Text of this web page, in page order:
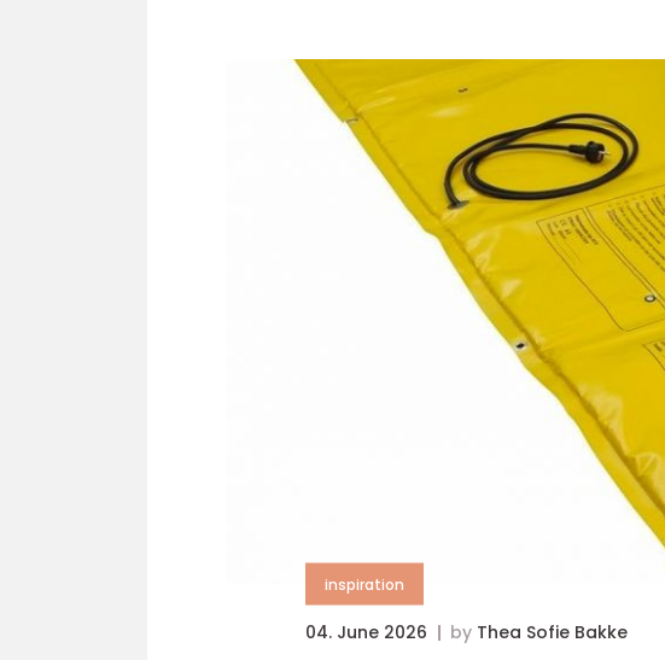
inspiration
04. June 2026 by Thea Sofie Bakke